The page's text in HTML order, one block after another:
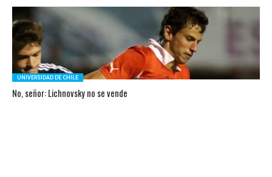
UNIVERSIDAD DE CHILE
No, señor: Lichnovsky no se vende